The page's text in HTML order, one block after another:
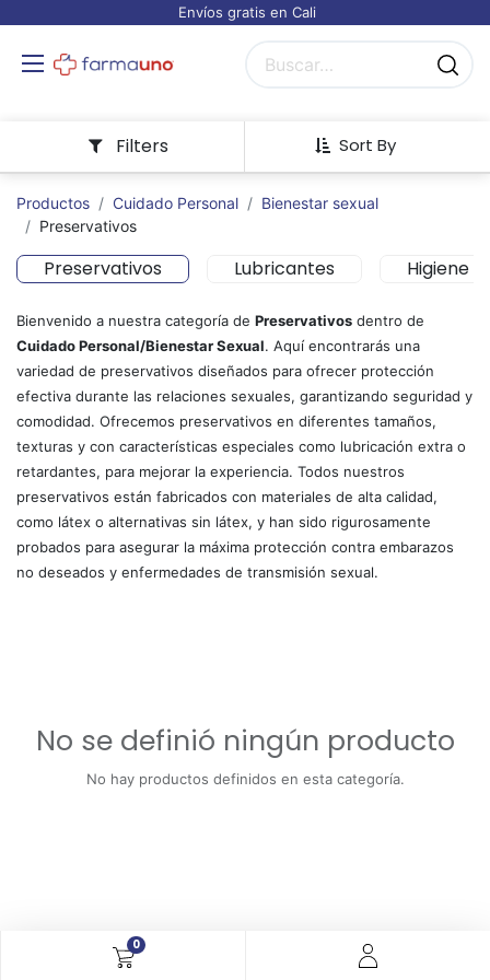
0
Envíos gratis en Cali
Sort By
Filters
Productos Cuidado Personal
Bienestar sexual
Preservativos
Preservativos Lubricantes Higiene
Bienvenido a nuestra categoría de Preservativos dentro de
Cuidado Personal/Bienestar Sexual. Aquí encontrarás una
variedad de preservativos diseñados para ofrecer protección
efectiva durante las relaciones sexuales, garantizando seguridad y
comodidad. Ofrecemos preservativos en diferentes tamaños,
texturas y con características especiales como lubricación extra o
retardantes, para mejorar la experiencia. Todos nuestros
preservativos están fabricados con materiales de alta calidad,
como látex o alternativas sin látex, y han sido rigurosamente
probados para asegurar la máxima protección contra embarazos
no deseados y enfermedades de transmisión sexual.
No se definió ningún producto
No hay productos definidos en esta categoría.